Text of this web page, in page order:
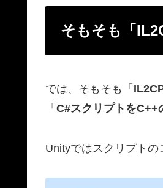
そもそも「
では、そもそも「
「 C#スクリプトを
Unityではスクリプトの